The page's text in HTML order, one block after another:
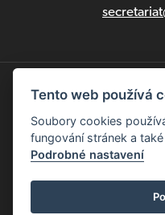
Ochrana
Tento web používá
Soubory cookies
fungování stránek a
Podrobné nastavení